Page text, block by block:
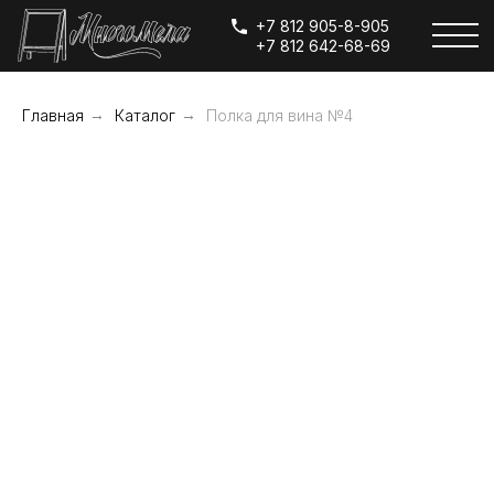
+7 812 905-8-905
+7 812 642-68-69
Главная → Каталог → Полка для вина №4